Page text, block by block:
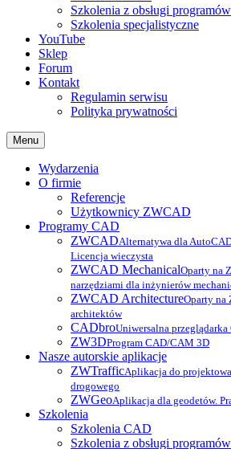
Szkolenia z obsługi
Szkolenia specjalistyczne
YouTube
Sklep
Forum
Kontakt
Regulamin serwisu
Polityka prywatności
Menu
Wydarzenia
O firmie
Referencje
Użytkownicy ZWCAD
Programy CAD
ZWCADAlternatywa dla
Licencja wieczysta
ZWCAD MechanicalOparty na
narzędziami dla inżynierów
ZWCAD ArchitectureOparty na
architektów
CADbroUniwersalna
ZW3DProgram CAD/CAM 3D
Nasze autorskie aplikacje
ZWTrafficAplikacja do
drogowego
ZWGeoAplikacja dla geodetów.
Szkolenia
Szkolenia CAD
Szkolenia z obsługi